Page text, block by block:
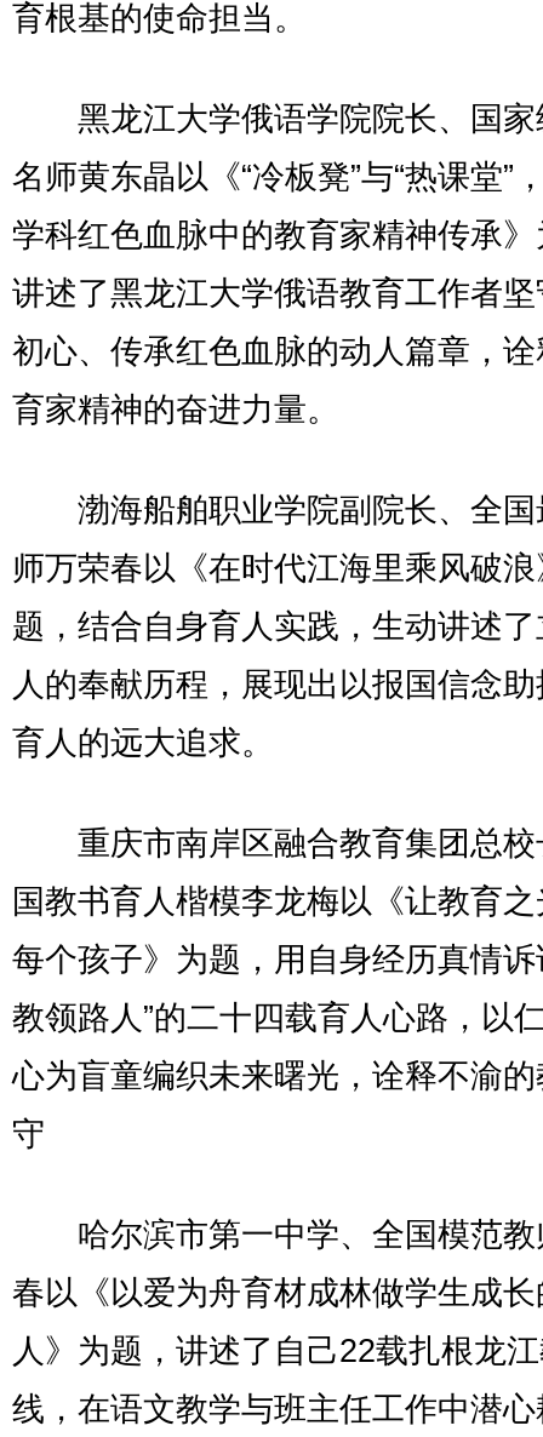
育根基的使命担当。
黑龙江大学俄语学院院长、国家
名师黄东晶以《“冷板凳”与“热课堂”
学科红色血脉中的教育家精神传承
讲述了黑龙江大学俄语教育工作者
初心、传承红色血脉的动人篇章，
育家精神的奋进力量。
渤海船舶职业学院副院长、全国
师万荣春以《在时代江海里乘风破
题，结合自身育人实践，生动讲述
人的奉献历程，展现出以报国信念
育人的远大追求。
重庆市南岸区融合教育集团总校
国教书育人楷模李龙梅以《让教育
每个孩子》为题，用自身经历真情诉
教领路人”的二十四载育人心路，以
心为盲童编织未来曙光，诠释不渝
守
哈尔滨市第一中学、全国模范教
春以《以爱为舟育材成林做学生成
人》为题，讲述了自己22载扎根龙
线，在语文教学与班主任工作中潜